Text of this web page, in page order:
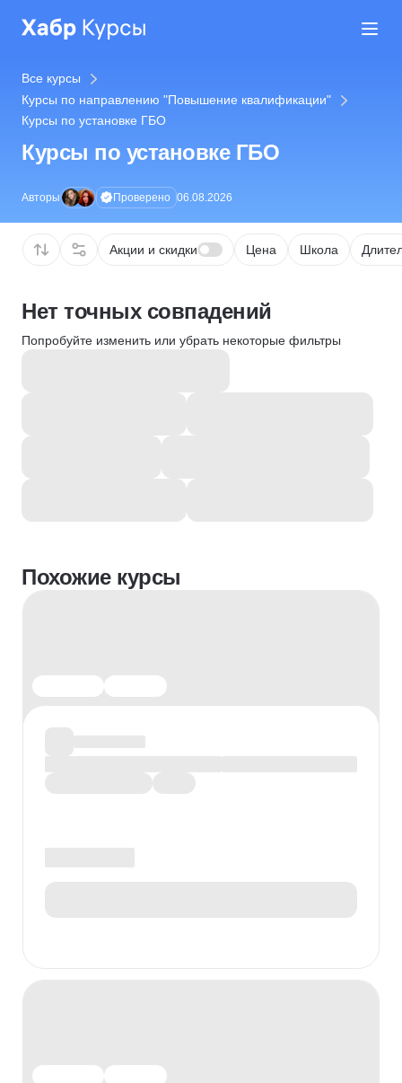
Все курсы
Курсы по направлению "Повышение квалификации"
Курсы по установке ГБО
Курсы по установке ГБО
Авторы Проверено 06.08.2026
Акции и скидки Цена Школа
Нет точных совпадений
Попробуйте изменить или убрать некоторые фильтры
Похожие курсы